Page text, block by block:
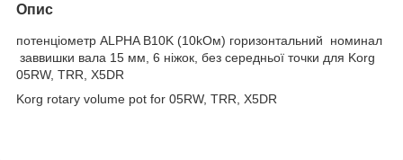
Опис
потенціометр ALPHA B10K (10kOм) горизонтальний номинал
заввишки вала 15 мм, 6 ніжок, без середньої точки для Korg
05RW, TRR, X5DR
Korg rotary volume pot for 05RW, TRR, X5DR